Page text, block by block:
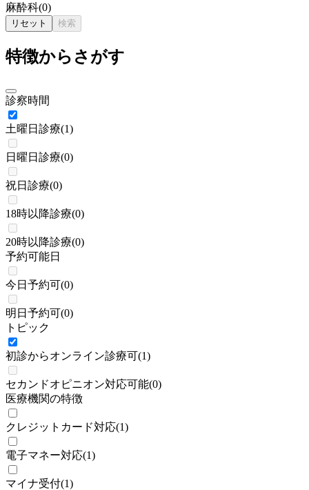
麻酔科(0)
リセット 検索
特徴からさがす
診察時間
土曜日診療(1)
日曜日診療(0)
祝日診療(0)
18時以降診療(0)
20時以降診療(0)
予約可能日
今日予約可(0)
明日予約可(0)
トピック
初診からオンライン診療可(1)
セカンドオピニオン対応可能(0)
医療機関の特徴
クレジットカード対応(1)
電子マネー対応(1)
マイナ受付(1)